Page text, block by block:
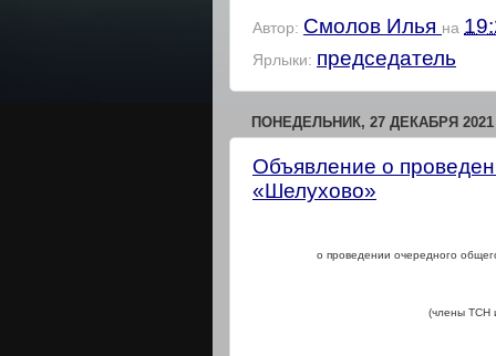
Автор: Смолов Илья на
Ярлыки: председатель
ПОНЕДЕЛЬНИК, 27 ДЕКАБРЯ 2021
Объявление о
«Шелухово»
о проведении очередного
(члены ТСН